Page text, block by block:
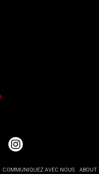
Instagram
COMMUNIQUEZ AVEC NOUS ABOUT